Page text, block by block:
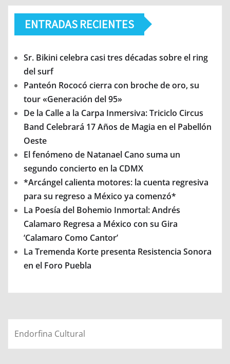
ENTRADAS RECIENTES
Sr. Bikini celebra casi tres décadas sobre el ring
del surf
Panteón Rococó cierra con broche de oro, su
tour «Generación del 95»
De la Calle a la Carpa Inmersiva: Triciclo Circus
Band Celebrará 17 Años de Magia en el Pabellón
Oeste
El fenómeno de Natanael Cano suma un
segundo concierto en la CDMX
*Arcángel calienta motores: la cuenta regresiva
para su regreso a México ya comenzó*
La Poesía del Bohemio Inmortal: Andrés
Calamaro Regresa a México con su Gira
‘Calamaro Como Cantor’
La Tremenda Korte presenta Resistencia Sonora
en el Foro Puebla
Endorfina Cultural